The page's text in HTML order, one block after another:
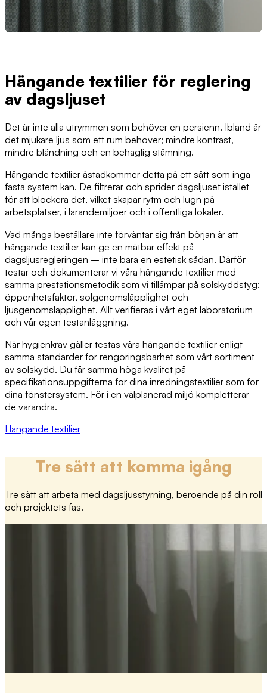
Hängande textilier för reglering
av dagsljuset
Det är inte alla utrymmen som behöver en persienn. Ibland är
det mjukare ljus som ett rum behöver; mindre kontrast,
mindre bländning och en behaglig stämning.
Hängande textilier åstadkommer detta på ett sätt som inga
fasta system kan. De filtrerar och sprider dagsljuset istället
för att blockera det, vilket skapar rytm och lugn på
arbetsplatser, i lärandemiljöer och i offentliga lokaler.
Vad många beställare inte förväntar sig från början är att
hängande textilier kan ge en mätbar effekt på
dagsljusregleringen – inte bara en estetisk sådan. Därför
testar och dokumenterar vi våra hängande textilier med
samma prestationsmetodik som vi tillämpar på solskyddstyg:
öppenhetsfaktor, solgenomsläpplighet och
ljusgenomsläpplighet. Allt verifieras i vårt eget laboratorium
och vår egen testanläggning.
När hygienkrav gäller testas våra hängande textilier enligt
samma standarder för rengöringsbarhet som vårt sortiment
av solskydd. Du får samma höga kvalitet på
specifikationsuppgifterna för dina inredningstextilier som för
dina fönstersystem. För i en välplanerad miljö kompletterar
de varandra.
Hängande textilier
Tre sätt att komma igång
Tre sätt att arbeta med dagsljusstyrning, beroende på din roll
och projektets fas.